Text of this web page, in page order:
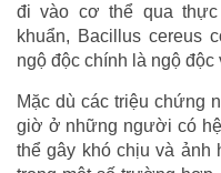
đi vào cơ thể qua
khuẩn, Bacillus cereus
ngộ độc chính là ngộ độc
Mặc dù các triệu chứng
giờ ở những người có
thể gây khó chịu và ảnh